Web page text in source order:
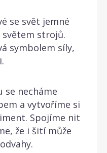
se svět jemné
strojů.
symbolem síly,
se necháme
a vytvoříme si
Spojíme nit
že i šití může